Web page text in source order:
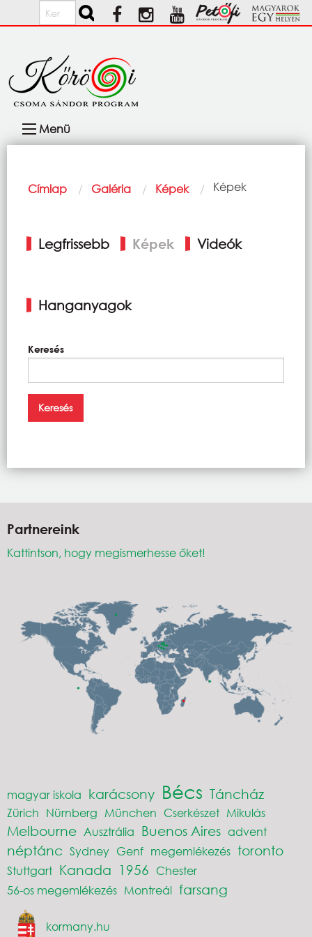
Ugrás a tartalomra
Keresés
navigáció
Menü
Morzsa
Címlap Galéria Képek Current:
Képek
fülek
Legfrissebb Képek Videók
Hanganyagok
Keresés
Partnereink
Kattintson, hogy megismerhesse őket!
magyar iskola karácsony Bécs Táncház
Zürich Nürnberg München Cserkészet Mikulás
Melbourne Ausztrália Buenos Aires advent
néptánc Sydney Genf megemlékezés toronto
Stuttgart Kanada 1956 Chester
56-os megemlékezés Montreál farsang
kormany.hu